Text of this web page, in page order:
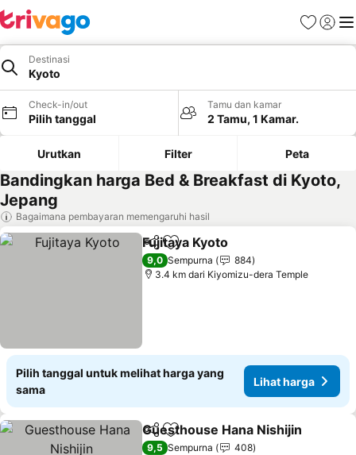
FavoritLogin
Destinasi
Kyoto
Check-in/out
Pilih tanggal
Tamu dan kamar
2 Tamu, 1 Kamar.
Urutkan Filter Peta
Bandingkan harga Bed & Breakfast di Kyoto,
Jepang
Bagaimana pembayaran memengaruhi hasil
BagikanTambahkan ke favorit
Fujitaya Kyoto
9,0 Sempurna
884
3.4 km dari Kiyomizu-dera Temple
Pilih tanggal untuk melihat harga yang
sama
Lihat harga
BagikanTambahkan ke favorit
Guesthouse Hana Nishijin
9,5 Sempurna
408